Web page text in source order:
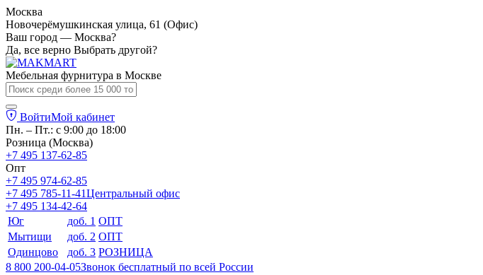
Москва
Новочерёмушкинская улица, 61 (Офис)
Ваш город — Москва?
Да, все верно Выбрать другой?
Мебельная фурнитура в Москве
ВойтиМой кабинет
Пн. – Пт.: с 9:00 до 18:00
Розница (Москва)
+7 495 137-62-85
Опт
+7 495 974-62-85
+7 495 785-11-41Центральный офис
+7 495 134-42-64
Юг
доб. 1 ОПТ
Мытищи
доб. 2 ОПТ
Одинцово
доб. 3 РОЗНИЦА
8 800 200-04-05Звонок бесплатный по всей России